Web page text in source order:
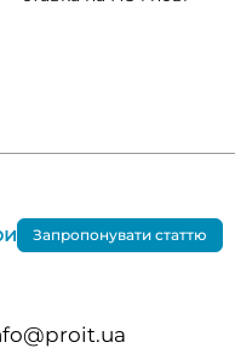
Запропонувати статтю